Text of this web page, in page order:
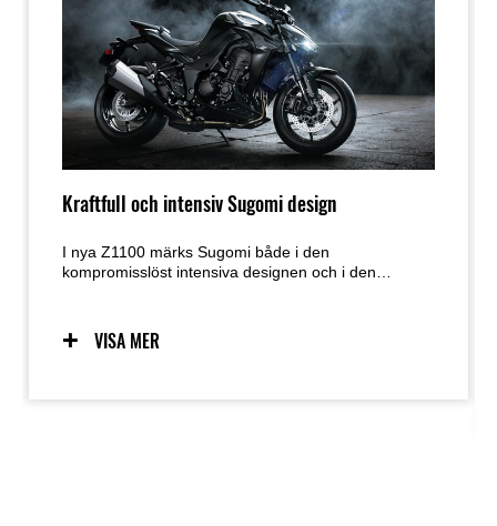
Kraftfull och intensiv Sugomi design
I nya Z1100 märks Sugomi både i den
kompromisslöst intensiva designen och i den
att slå till, kombineras sylvass kurvtagning med
Kawasakis unika Supernaked-körupplevelse.
VISA MER